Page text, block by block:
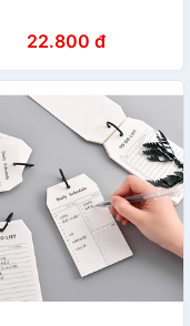
22.800 đ